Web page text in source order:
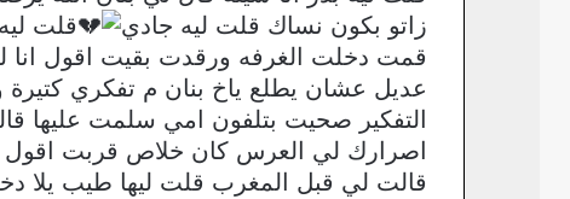
زاتو بكون نساك قلت ليه جادي
قلت
قمت دخلت الغرفه ورقدت بقيت اقول انا
عديل عشان يطلع ياخ بنان م تفكري كتيرة
التفكير صحيت بتلفون امي سلمت عليها
اصرارك لي العرس كان خلاص قربت اقول
قالت لي قبل المغرب قلت ليها طيب